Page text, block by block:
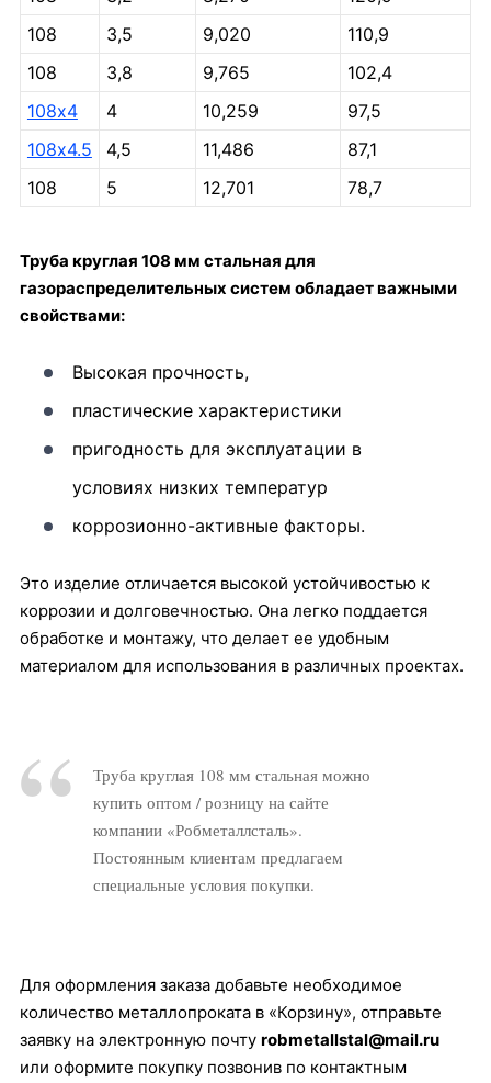
108
3,5 9,020
110,9
108
3,8 9,765
102,4
108х4
4 10,259
97,5
108х4.5
4,5 11,486
87,1
108
5 12,701 78,7
Труба круглая 108 мм стальная для
газораспределительных систем обладает важными
свойствами:
Высокая прочность,
пластические характеристики
пригодность для эксплуатации в
условиях низких температур
коррозионно-активные факторы.
Это изделие отличается высокой устойчивостью к
коррозии и долговечностью. Она легко поддается
обработке и монтажу, что делает ее удобным
материалом для использования в различных проектах.
Труба круглая 108 мм стальная можно
купить оптом / розницу на сайте
компании «Робметаллсталь».
Постоянным клиентам предлагаем
специальные условия покупки.
Для оформления заказа добавьте необходимое
количество металлопроката в «Корзину», отправьте
заявку на электронную почту robmetallstal@mail.ru
или оформите покупку позвонив по контактным